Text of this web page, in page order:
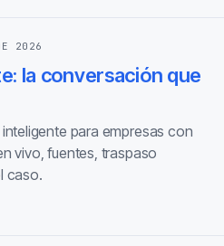
2026
la conversación que
para empresas con
vivo, fuentes, traspaso
caso.